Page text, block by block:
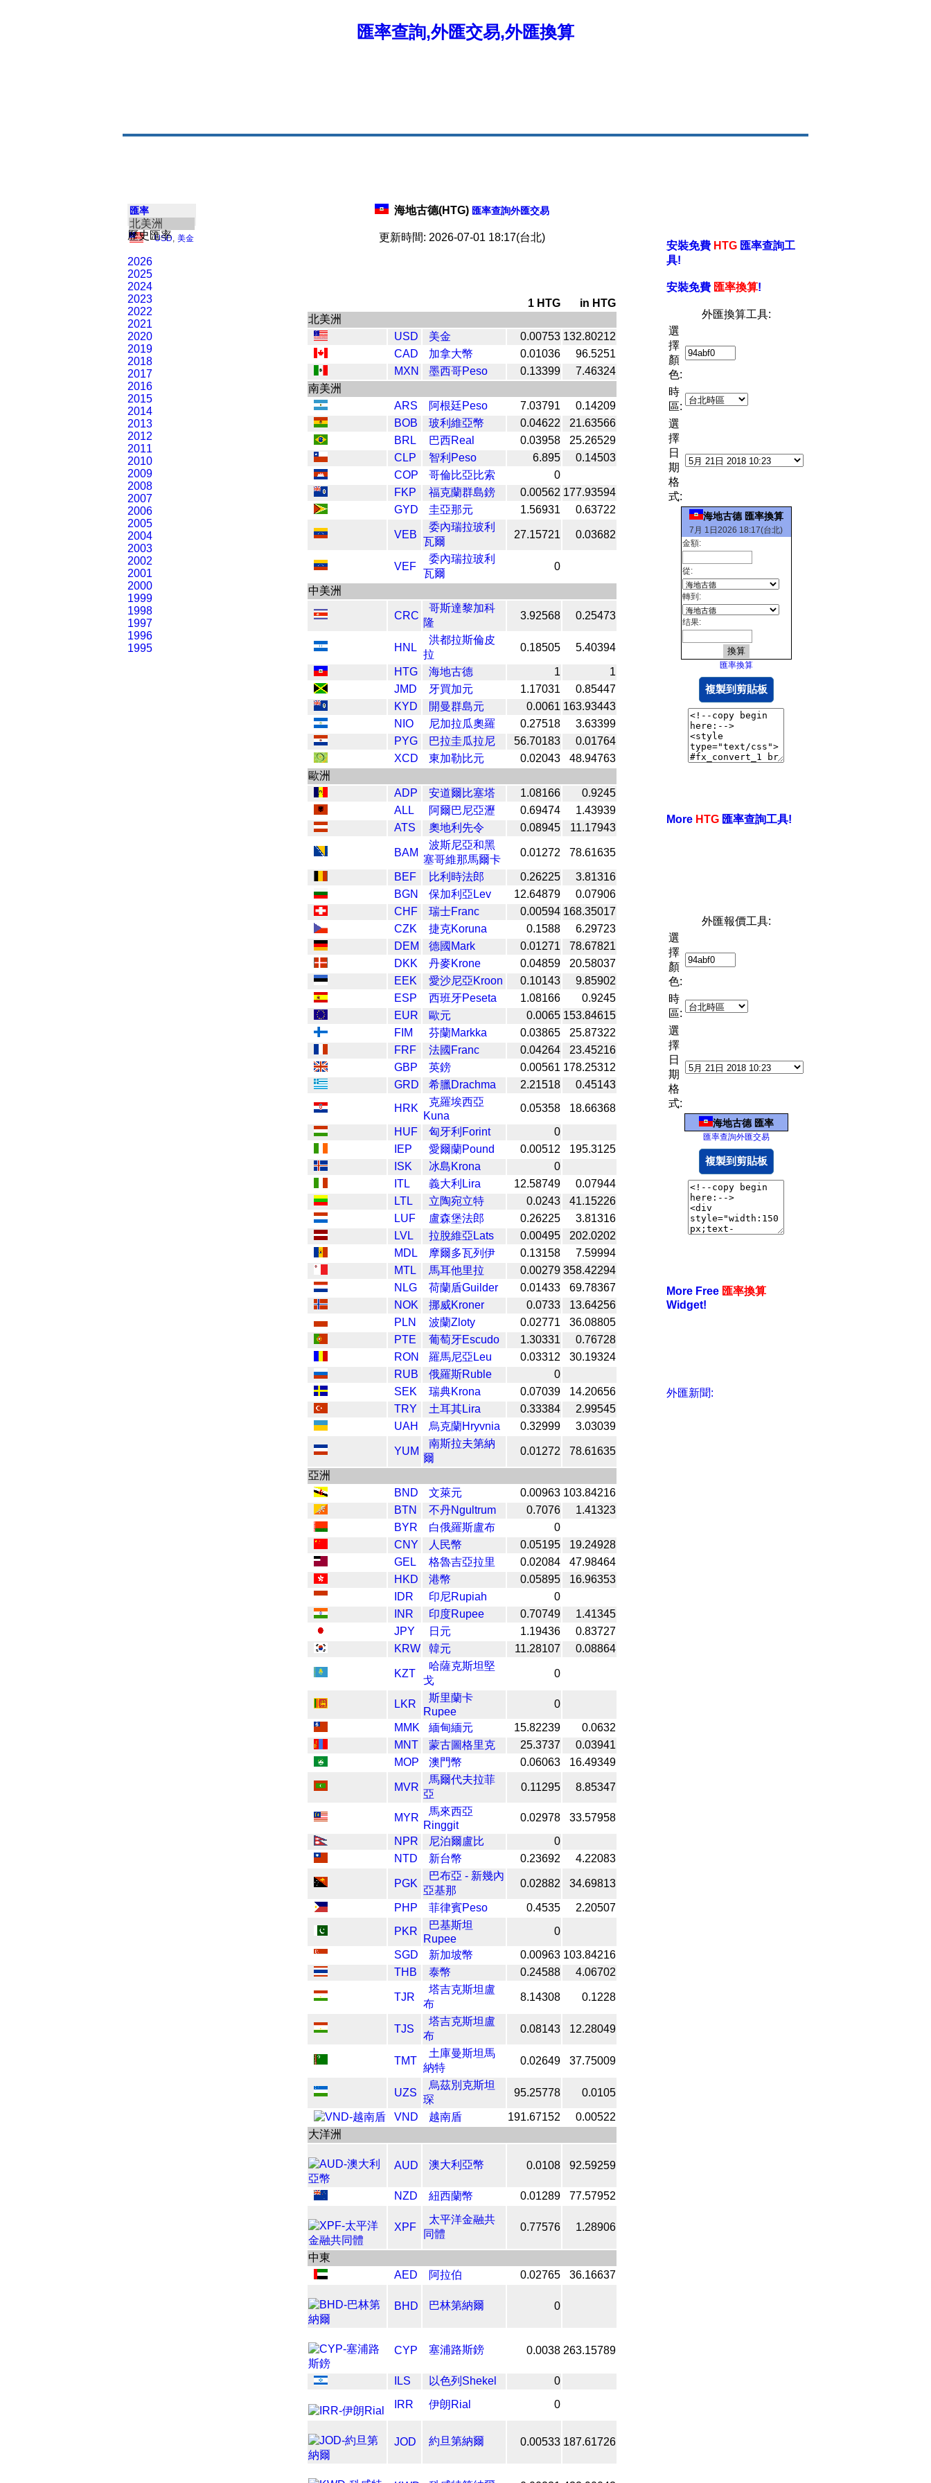
匯率查詢,外匯交易,外匯換算
匯率
北美洲
USD 美金
歷史匯率
2026
2025
2024
2023
2022
2021
2020
2019
2018
2017
2016
2015
2014
2013
2012
2011
2010
2009
2008
2007
2006
2005
2004
2003
2002
2001
2000
1999
1998
1997
1996
1995
海地古德(HTG)匯率查詢外匯交易
更新時間: 2026-07-01 18:17(台北)
1 HTG
in HTG
北美洲
USD
美金 0.00753 132.80212
CAD
加拿大幣 0.01036
96.5251
MXN
墨西哥Peso 0.13399
7.46324
南美洲
ARS
阿根廷Peso 7.03791
0.14209
BOB
玻利維亞幣 0.04622
21.63566
BRL
巴西Real 0.03958
25.26529
CLP
智利Peso 6.895
0.14503
COP
哥倫比亞比索
0
FKP
福克蘭群島鎊 0.00562 177.93594
GYD
圭亞那元 1.56931 0.63722
VEB
委內瑞拉玻利
瓦爾
27.15721 0.03682
VEF
委內瑞拉玻利
瓦爾
0
中美洲
CRC
哥斯達黎加科
隆
3.92568 0.25473
HNL
洪都拉斯倫皮
拉
0.18505 5.40394
HTG 海地古德 1
1
JMD
牙買加元 1.17031
0.85447
KYD
開曼群島元 0.0061 163.93443
NIO
尼加拉瓜奧羅 0.27518
3.63399
PYG
巴拉圭瓜拉尼 56.70183
0.01764
XCD
東加勒比元 0.02043
48.94763
歐洲
ADP
安道爾比塞塔 1.08166
0.9245
ALL
阿爾巴尼亞瀝 0.69474
1.43939
ATS
奧地利先令 0.08945 11.17943
BAM
波斯尼亞和黑
塞哥維那馬爾卡
0.01272 78.61635
BEF 比利時法郎 0.26225
3.81316
BGN
保加利亞Lev 12.64879
0.07906
CHF
瑞士Franc 0.00594 168.35017
CZK
捷克Koruna 0.1588
6.29723
DEM
德國Mark 0.01271
78.67821
DKK
丹麥Krone 0.04859
20.58037
EEK
愛沙尼亞Kroon 0.10143
9.85902
ESP
西班牙Peseta 1.08166
0.9245
EUR
歐元 0.0065 153.84615
FIM
芬蘭Markka 0.03865
25.87322
FRF
法國Franc 0.04264
23.45216
GBP
英鎊 0.00561 178.25312
GRD
希臘Drachma 2.21518
0.45143
HRK
克羅埃西亞
Kuna
0.05358
18.66368
HUF
匈牙利Forint
0
IEP
愛爾蘭Pound 0.00512
195.3125
ISK
冰島Krona
0
ITL
義大利Lira 12.58749
0.07944
LTL
立陶宛立特 0.0243
41.15226
LUF
盧森堡法郎 0.26225
3.81316
LVL
拉脫維亞Lats 0.00495
202.0202
MDL
摩爾多瓦列伊 0.13158
7.59994
MTL
馬耳他里拉 0.00279 358.42294
NLG
荷蘭盾Guilder 0.01433
69.78367
NOK
挪威Kroner 0.0733
13.64256
PLN
波蘭Zloty 0.02771
36.08805
PTE
葡萄牙Escudo 1.30331
0.76728
RON
羅馬尼亞Leu 0.03312
30.19324
RUB
俄羅斯Ruble
0
SEK
瑞典Krona 0.07039
14.20656
TRY
土耳其Lira 0.33384
2.99545
UAH
烏克蘭Hryvnia 0.32999 3.03039
YUM
南斯拉夫第納
爾
0.01272 78.61635
亞洲
BND
文萊元 0.00963 103.84216
BTN
不丹Ngultrum 0.7076
1.41323
BYR
白俄羅斯盧布
0
CNY
人民幣 0.05195
19.24928
GEL
格魯吉亞拉里 0.02084
47.98464
HKD
港幣 0.05895
16.96353
IDR
印尼Rupiah
0
INR
印度Rupee 0.70749
1.41345
JPY
日元 1.19436
0.83727
KRW
韓元 11.28107 0.08864
KZT
哈薩克斯坦堅
戈
0
LKR
斯里蘭卡
Rupee
0
MMK
緬甸緬元 15.82239
0.0632
MNT
蒙古圖格里克 25.3737
0.03941
MOP
澳門幣 0.06063 16.49349
MVR
馬爾代夫拉菲
亞
0.11295 8.85347
MYR
馬來西亞
Ringgit
0.02978
33.57958
NPR
尼泊爾盧比
0
NTD
新台幣 0.23692 4.22083
PGK
巴布亞 - 新幾內
亞基那
0.02882 34.69813
PHP 菲律賓Peso 0.4535
2.20507
PKR
巴基斯坦
Rupee
0
SGD
新加坡幣 0.00963 103.84216
THB
泰幣 0.24588 4.06702
TJR
塔吉克斯坦盧
布
8.14308 0.1228
TJS
塔吉克斯坦盧
布
0.08143 12.28049
TMT
土庫曼斯坦馬
納特
0.02649 37.75009
UZS
烏茲別克斯坦
琛
95.25778 0.0105
VND 越南盾 191.67152
0.00522
大洋洲
AUD 澳大利亞幣 0.0108 92.59259
NZD 紐西蘭幣 0.01289 77.57952
XPF
太平洋金融共
同體
0.77576 1.28906
中東
AED
阿拉伯 0.02765 36.16637
BHD 巴林第納爾 0
CYP 塞浦路斯鎊 0.0038 263.15789
ILS 以色列Shekel
0
IRR
伊朗Rial 0
JOD 約旦第納爾 0.00533 187.61726
安裝免費 HTG 匯率查詢工
具!
安裝免費 匯率換算!
外匯換算工具:
選
擇
顏
色:
時
區:
選
擇
日
期
格
式:
海地古德 匯率換算
7月 1日2026 18:17(台北)
金額:
從:
轉到:
结果:
匯率換算
複製到剪貼板
More HTG 匯率查詢工具!
外匯報價工具:
選
擇
顏
色:
時
區:
選
擇
日
期
格
式:
海地古德 匯率
匯率查詢外匯交易
複製到剪貼板
More Free 匯率換算
Widget!
外匯新聞: